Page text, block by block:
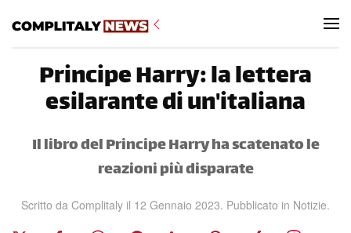
Principe Harry: la lettera
esilarante di un'italiana
Il libro del Principe Harry ha scatenato le
reazioni più disparate
Scritto da Complitaly il 12 Gennaio 2023. Pubblicato in Notizie.